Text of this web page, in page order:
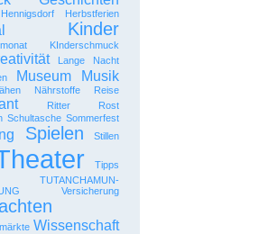
Hennigsdorf Herbstferien
Kinder
KInderschmuck
Lange Nacht
Museum Musik
Nährstoffe Reise
Ritter Rost
Schultasche Sommerfest
Spielen Stillen
Tipps
TUTANCHAMUN-
Versicherung
Wissenschaft